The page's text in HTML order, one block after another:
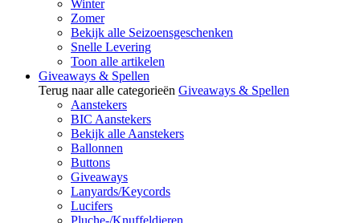
Winter
Zomer
Bekijk alle Seizoensgeschenken
Snelle Levering
Toon alle artikelen
Giveaways & Spellen
Terug naar alle categorieën Giveaways & Spellen
Aanstekers
BIC Aanstekers
Bekijk alle Aanstekers
Ballonnen
Buttons
Giveaways
Lanyards/Keycords
Lucifers
Pluche-/Knuffeldieren